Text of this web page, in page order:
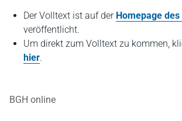
Der Volltext ist auf der Homepage des
veröffentlicht.
Um direkt zum Volltext zu kommen,
hier.
BGH online